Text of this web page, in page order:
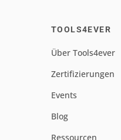
TOOLS4EVER
Über Tools4ever
Zertifizierungen
Events
Blog
Ressourcen